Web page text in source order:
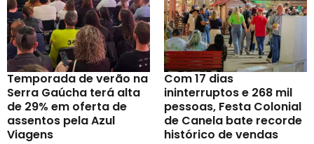
Temporada de verão na
Serra Gaúcha terá alta
de 29% em oferta de
assentos pela Azul
Viagens
Com 17 dias
ininterruptos e 268 mil
pessoas, Festa Colonial
de Canela bate recorde
histórico de vendas